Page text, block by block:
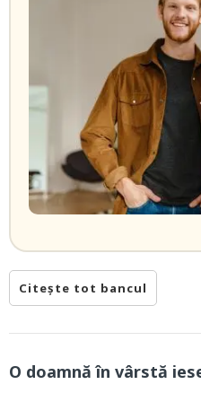
Citește tot bancul
O doamnă în vârstă